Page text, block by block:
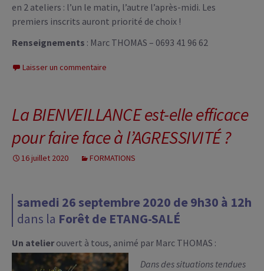
en 2 ateliers : l’un le matin, l’autre l’après-midi. Les
premiers inscrits auront priorité de choix !
Renseignements : Marc THOMAS – 0693 41 96 62
Laisser un commentaire
La BIENVEILLANCE est-elle efficace
pour faire face à l’AGRESSIVITÉ ?
16 juillet 2020 FORMATIONS
samedi 26 septembre 2020 de 9h30 à 12h
dans la Forêt de ETANG-SALÉ
Un atelier ouvert à tous, animé par Marc THOMAS :
Dans des situations tendues